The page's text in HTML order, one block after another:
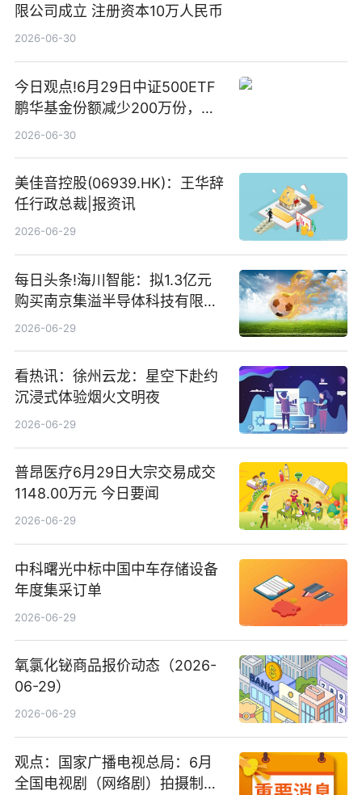
限公司成立 注册资本10万人民币
2026-06-30
今日观点!6月29日中证500ETF
鹏华基金份额减少200万份，重
仓股亨通光电、赤峰黄金、佰维
2026-06-30
美佳音控股(06939.HK)：王华辞
任行政总裁|报资讯
2026-06-29
每日头条!海川智能：拟1.3亿元
购买南京集溢半导体科技有限公
司15.3%股权
2026-06-29
看热讯：徐州云龙：星空下赴约
沉浸式体验烟火文明夜
2026-06-29
普昂医疗6月29日大宗交易成交
1148.00万元 今日要闻
2026-06-29
中科曙光中标中国中车存储设备
年度集采订单
2026-06-29
氧氯化铋商品报价动态（2026-
06-29）
2026-06-29
观点：国家广播电视总局：6月
全国电视剧（网络剧）拍摄制作